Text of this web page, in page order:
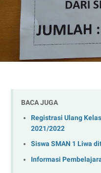
BACA JUGA
Registrasi Ulang
2021/2022
Siswa SMAN 1 Liwa
Informasi